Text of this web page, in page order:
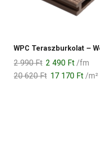
WPC Teraszburkolat –
2 990Ft Original
price
2 490 FtCurrent
price
/fm
20 620Ft 17 170 Ft /m²